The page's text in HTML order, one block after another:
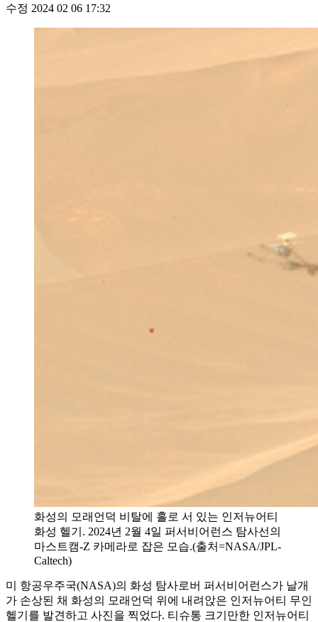
수정 2024 02 06 17:32
화성의 모래언덕 비탈에 홀로 서 있는 인저뉴어티
화성 헬기. 2024년 2월 4일 퍼서비어런스 탐사선의
마스트캠-Z 카메라로 잡은 모습.(출처=NASA/JPL-
Caltech)
미 항공우주국(NASA)의 화성 탐사로버 퍼서비어런스가 날개
가 손상된 채 화성의 모래언덕 위에 내려앉은 인저뉴어티 무인
헬기를 발견하고 사진을 찍었다. 티슈통 크기만한 인저뉴어티